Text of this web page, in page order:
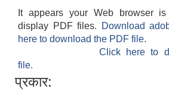
It appears your Web browser
display PDF files.
Download
here to download the PDF file.
Click here to
file.
प्रकार: